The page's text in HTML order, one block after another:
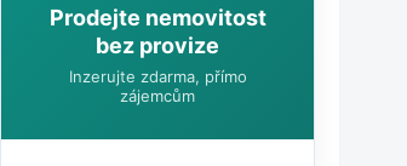
Prodejte nemovitost
bez provize
Inzerujte zdarma, přímo
zájemcům